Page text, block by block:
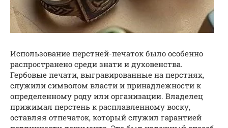
Использование перстней-печаток было особенно
распространено среди знати и духовенства.
Гербовые печати, выгравированные на перстнях,
служили символом власти и принадлежности к
определенному роду или организации. Владелец
прижимал перстень к расплавленному воску,
оставляя отпечаток, который служил гарантией